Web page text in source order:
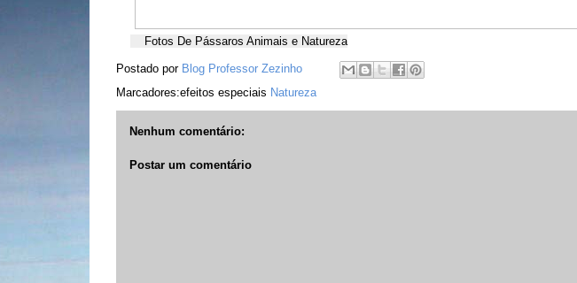
Fotos De Pássaros Animais e Natureza
Postado por Blog Professor Zezinho
Marcadores:efeitos especiais Natureza
Nenhum comentário:
Postar um comentário